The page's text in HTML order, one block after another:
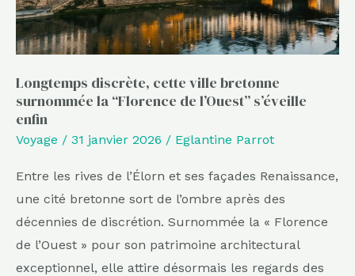
Longtemps discrète, cette ville bretonne
surnommée la “Florence de l’Ouest” s’éveille
enfin
Voyage / 31 janvier 2026 / Eglantine Parrot
Entre les rives de l’Élorn et ses façades Renaissance,
une cité bretonne sort de l’ombre après des
décennies de discrétion. Surnommée la « Florence
de l’Ouest » pour son patrimoine architectural
exceptionnel, elle attire désormais les regards des
“Florence
de
l’Ouest”
s’éveille
enfin